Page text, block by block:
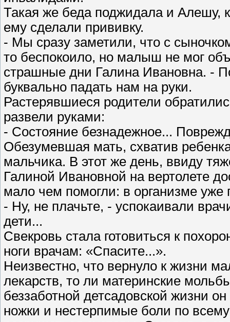
Такая же беда поджидала и Алешу,
ему сделали прививку.
- Мы сразу заметили, что с
то беспокоило, но малыш не мог
страшные дни Галина Ивановна. -
буквально падать нам на руки.
Растерявшиеся родители
развели руками:
- Состояние безнадежное...
Обезумевшая мать, схватив
мальчика. В этот же день, ввиду
Галиной Ивановной на вертолете
мало чем помогли: в организме
- Ну, не плачьте, - успокаивали
дети...
Свекровь стала готовиться к
ноги врачам: «Спасите...».
Неизвестно, что вернуло к жизни
лекарств, то ли материнские
беззаботной детсадовской жизни
ножки и нестерпимые боли по